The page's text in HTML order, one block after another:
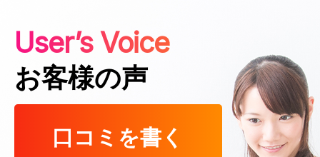
User’s Voice
お客様の声
口コミを書く